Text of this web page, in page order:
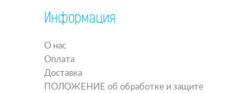
Информация
О нас
Оплата
Доставка
ПОЛОЖЕНИЕ об обработке и защите